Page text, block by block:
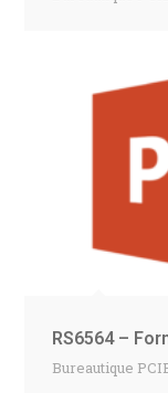
RS6564 –
Bureautique